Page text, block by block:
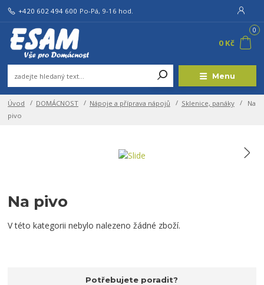
Menu
+420 602 494 600 Po-Pá, 9-16 hod.
0
0 Kč
Úvod DOMÁCNOST Nápoje a příprava nápojů Sklenice, panáky
Na
pivo
Na pivo
V této kategorii nebylo nalezeno žádné zboží.
Potřebujete poradit?